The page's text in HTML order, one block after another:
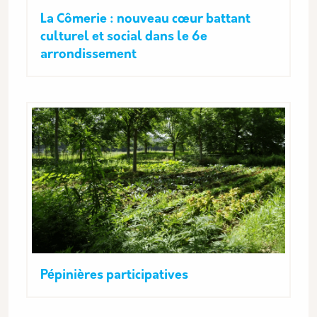
La Cômerie : nouveau cœur battant
culturel et social dans le 6e
arrondissement
Pépinières participatives